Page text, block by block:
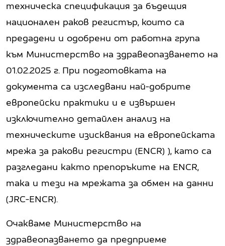
техническа спецификация за бъдещия
национален раков регистър, които са
предадени и одобрени от работна група
към Министерство на здравеопазването на
01.02.2025 г. При подготовката на
документа са изследвани най-добрите
европейски практики и е извършен
изключително детайлен анализ на
техническите изисквания на европейската
мрежа за ракови регистри (ENCR) ), като са
разгледани както препоръките на ENCR,
така и тези на мрежата за обмен на данни
(JRC-ENCR).
Очакваме Министерство на
здравеопазването да предприеме